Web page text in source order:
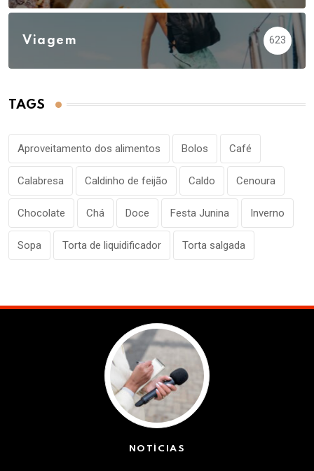
Viagem 623
TAGS
Aproveitamento dos alimentos Bolos Café
Calabresa Caldinho de feijão Caldo Cenoura
Chocolate Chá Doce Festa Junina Inverno
Sopa Torta de liquidificador Torta salgada
NOTÍCIAS